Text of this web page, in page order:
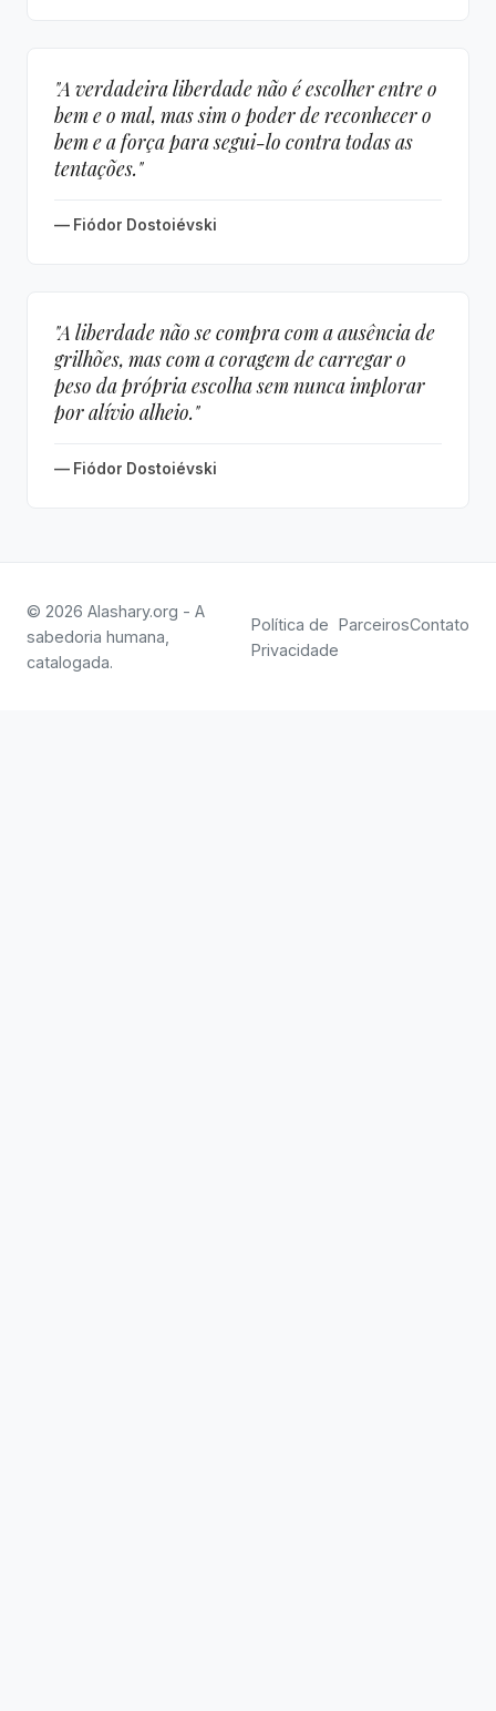
"A verdadeira liberdade não é escolher entre o
bem e o mal, mas sim o poder de reconhecer o
bem e a força para segui-lo contra todas as
tentações."
— Fiódor Dostoiévski
"A liberdade não se compra com a ausência de
grilhões, mas com a coragem de carregar o
peso da própria escolha sem nunca implorar
por alívio alheio."
— Fiódor Dostoiévski
© 2026 Alashary.org - A
sabedoria humana,
catalogada.
Política de
Privacidade
ParceirosContato